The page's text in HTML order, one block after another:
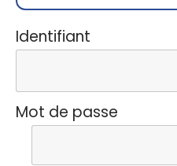
Identifiant
Mot de passe